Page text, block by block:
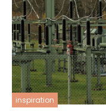
inspiration